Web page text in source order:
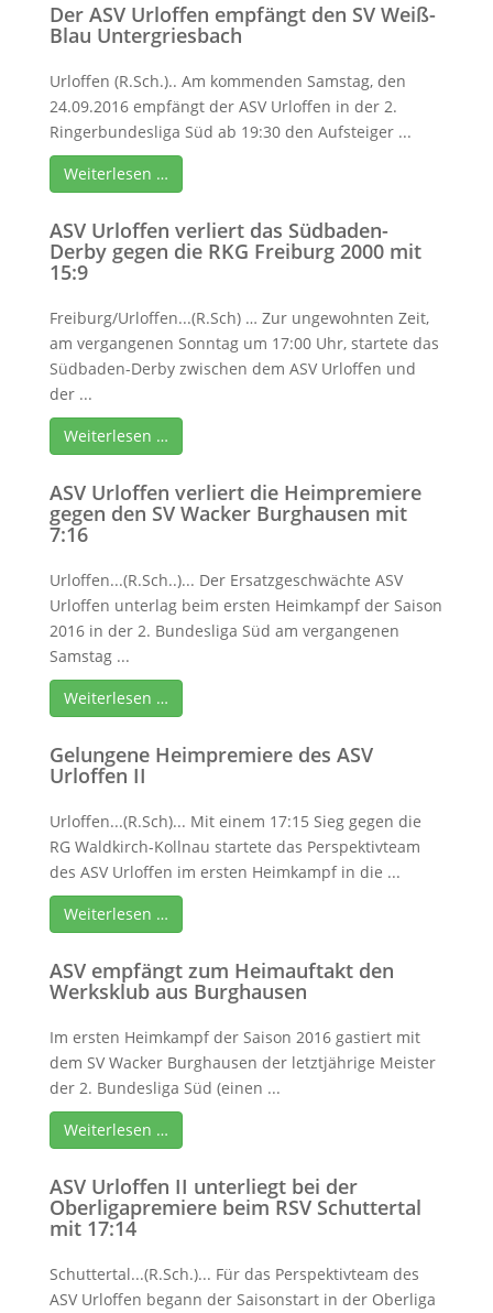
Der ASV Urloffen empfängt den SV Weiß-
Blau Untergriesbach
Urloffen (R.Sch.).. Am kommenden Samstag, den
24.09.2016 empfängt der ASV Urloffen in der 2.
Ringerbundesliga Süd ab 19:30 den Aufsteiger ...
Weiterlesen …
ASV Urloffen verliert das Südbaden-
Derby gegen die RKG Freiburg 2000 mit
15:9
Freiburg/Urloffen...(R.Sch) … Zur ungewohnten Zeit,
am vergangenen Sonntag um 17:00 Uhr, startete das
Südbaden-Derby zwischen dem ASV Urloffen und
der ...
Weiterlesen …
ASV Urloffen verliert die Heimpremiere
gegen den SV Wacker Burghausen mit
7:16
Urloffen...(R.Sch..)... Der Ersatzgeschwächte ASV
Urloffen unterlag beim ersten Heimkampf der Saison
2016 in der 2. Bundesliga Süd am vergangenen
Samstag ...
Weiterlesen …
Gelungene Heimpremiere des ASV
Urloffen II
Urloffen...(R.Sch)... Mit einem 17:15 Sieg gegen die
RG Waldkirch-Kollnau startete das Perspektivteam
des ASV Urloffen im ersten Heimkampf in die ...
Weiterlesen …
ASV empfängt zum Heimauftakt den
Werksklub aus Burghausen
Im ersten Heimkampf der Saison 2016 gastiert mit
dem SV Wacker Burghausen der letztjährige Meister
der 2. Bundesliga Süd (einen ...
Weiterlesen …
ASV Urloffen II unterliegt bei der
Oberligapremiere beim RSV Schuttertal
mit 17:14
Schuttertal...(R.Sch.)... Für das Perspektivteam des
ASV Urloffen begann der Saisonstart in der Oberliga